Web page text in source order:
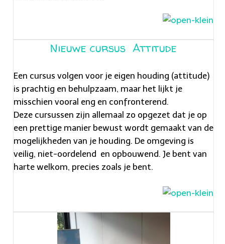
Nieuwe cursus Attitude
Een cursus volgen voor je eigen houding (attitude)
is prachtig en behulpzaam, maar het lijkt je
misschien vooral eng en confronterend.
Deze cursussen zijn allemaal zo opgezet dat je op
een prettige manier bewust wordt gemaakt van de
mogelijkheden van je houding. De omgeving is
veilig, niet-oordelend en opbouwend. Je bent van
harte welkom, precies zoals je bent.